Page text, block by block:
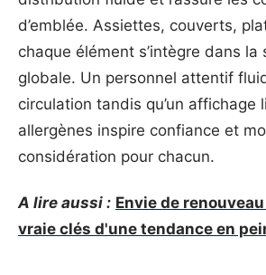
d’emblée. Assiettes, couverts,
chaque élément s’intègre dans la
globale. Un personnel attentif
circulation tandis qu’un affichage
allergènes inspire confiance et
considération pour chacun.
A lire aussi : Envie de
vraie clés d'une tendance en